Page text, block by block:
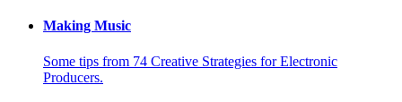
Making Music
Some tips from 74 Creative Strategies for Electronic
Producers.